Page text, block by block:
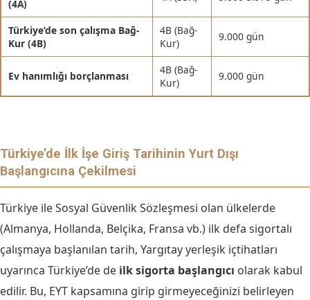
(4A)
Türkiye’de son çalışma Bağ-
Kur (4B)
4B (Bağ-
Kur)
9.000 gün
Ev hanımlığı borçlanması
4B (Bağ-
Kur)
9.000 gün
Türkiye’de İlk İşe Giriş Tarihinin Yurt Dışı
Başlangıcına Çekilmesi
Türkiye ile Sosyal Güvenlik Sözleşmesi olan ülkelerde
(Almanya, Hollanda, Belçika, Fransa vb.) ilk defa sigortalı
çalışmaya başlanılan tarih, Yargıtay yerleşik içtihatları
uyarınca Türkiye’de de ilk sigorta başlangıcı olarak kabul
edilir. Bu, EYT kapsamına girip girmeyeceğinizi belirleyen